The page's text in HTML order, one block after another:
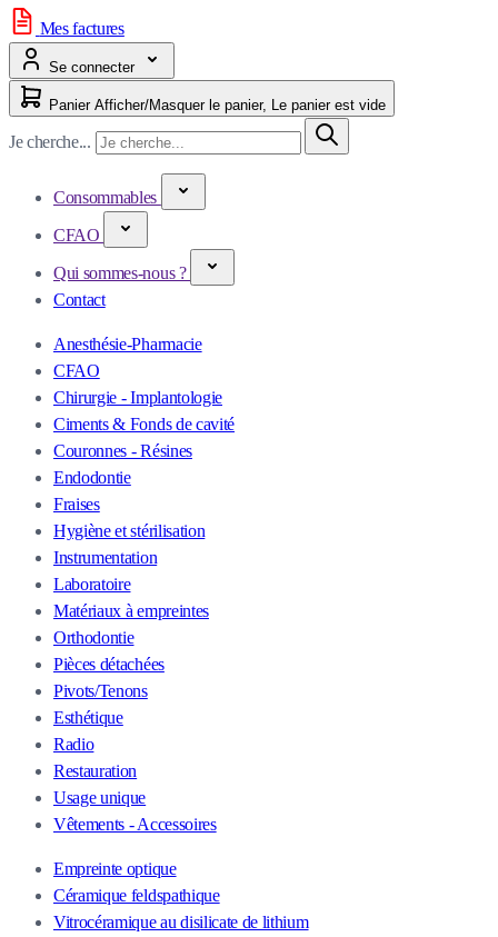
Mes factures
Se connecter
Panier Afficher/Masquer le panier, Le panier est vide
Je cherche...
Consommables
CFAO
Qui sommes-nous ?
Contact
Anesthésie-Pharmacie
CFAO
Chirurgie - Implantologie
Ciments & Fonds de cavité
Couronnes - Résines
Endodontie
Fraises
Hygiène et stérilisation
Instrumentation
Laboratoire
Matériaux à empreintes
Orthodontie
Pièces détachées
Pivots/Tenons
Esthétique
Radio
Restauration
Usage unique
Vêtements - Accessoires
Empreinte optique
Céramique feldspathique
Vitrocéramique au disilicate de lithium